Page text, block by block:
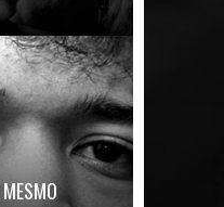
Zeppeli...